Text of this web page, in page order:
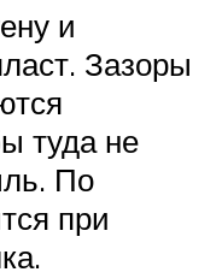
и
Зазоры
туда не
По
при